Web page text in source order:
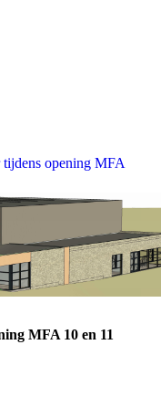
opening MFA
MFA 10 en 11